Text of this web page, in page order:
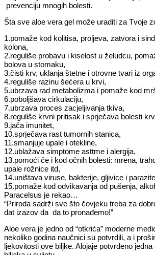
prevenciju mnogih bolesti.
Šta sve aloe vera gel može uraditi za Tvoje
1.pomaže kod kolitisa, proljeva, zatvora i
kolona,
2.reguliše probavu i kiselost u želudcu,
bolova u stomaku,
3.čisti krv, uklanja štetne i otrovne tvari iz
4.reguliše razinu šećera u krvi,
5.ubrzava rad metabolizma i pomaže kod
6.poboljšava cirkulaciju,
7.ubrzava proces zacjeljivanja tkiva,
8.reguliše krvni pritisak i sprječava bolesti
9.jača imunitet,
10.sprječava rast tumornih stanica,
11.smanjuje upale i otekline,
12.ublažava simptome asttme i alergija,
13.pomoći če i kod očnih bolesti: mrena,
upale rožnice itd,
14.uništava viruse, bakterije, gljivice i
15.pomaže kod odvikavanja od pušenja,
Paracelsus je rekao…
“Priroda sadrži sve što čovjeku treba za
dat izazov da da to pronađemo!”
Aloe vera je jedno od “otkrića” moderne
nekoliko godina naučnici su potvrdili, a i
ljekovitosti ove biljke. Alojaje potvrđeno jedna